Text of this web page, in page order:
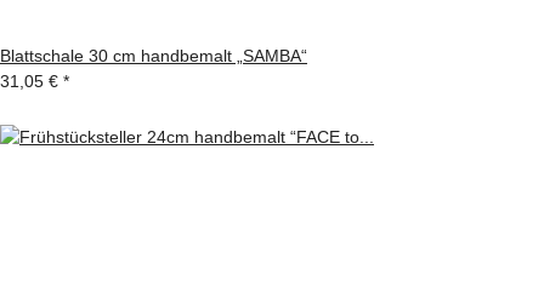
Blattschale 30 cm handbemalt „SAMBA“
31,05 € *